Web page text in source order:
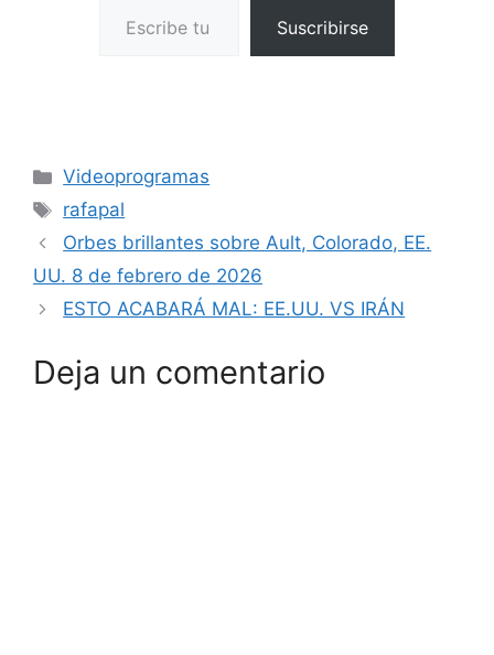
Suscribirse
Categorías
Videoprogramas
Etiquetas
rafapal
Orbes brillantes sobre Ault, Colorado, EE.
UU. 8 de febrero de 2026
ESTO ACABARÁ MAL: EE.UU. VS IRÁN
Deja un comentario